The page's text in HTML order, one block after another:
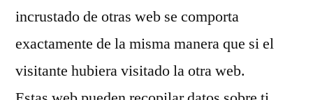
incrustado de otras web se comporta
exactamente de la misma manera que si el
visitante hubiera visitado la otra web.